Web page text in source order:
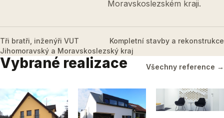
Moravskoslezském kraji.
Tři bratři, inženýři VUT
Kompletní stavby a rekonstrukce
Jihomoravský a Moravskoslezský kraj
Vybrané realizace Všechny reference →